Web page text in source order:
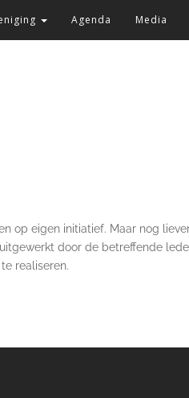
Agenda Media
op eigen initiatief. Maar nog
door de betreffende
realiseren.